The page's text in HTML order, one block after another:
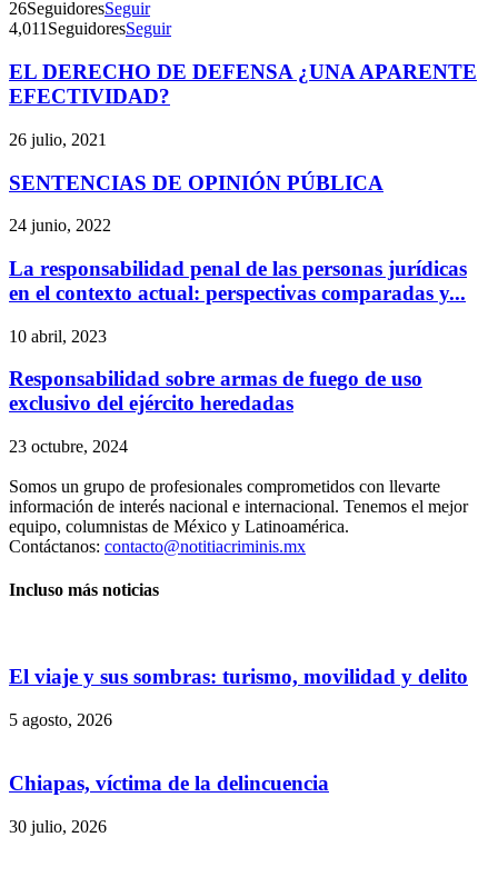
Telegram
26SeguidoresSeguir
4,011 SeguidoresSeguir
EL DERECHO DE DEFENSA ¿UNA APARENTE
EFECTIVIDAD?
26 julio, 2021
SENTENCIAS DE OPINIÓN PÚBLICA
24 junio, 2022
La responsabilidad penal de las personas jurídicas
en el contexto actual: perspectivas comparadas y...
10 abril, 2023
Responsabilidad sobre armas de fuego de uso
exclusivo del ejército heredadas
23 octubre, 2024
Somos un grupo de profesionales comprometidos con llevarte
información de interés nacional e internacional. Tenemos el mejor
equipo, columnistas de México y Latinoamérica.
Contáctanos: contacto@notitiacriminis.mx
Incluso más noticias
El viaje y sus sombras: turismo, movilidad y delito
5 agosto, 2026
Chiapas, víctima de la delincuencia
30 julio, 2026